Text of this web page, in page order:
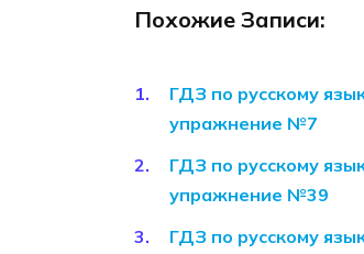
Похожие Записи:
ГДЗ по русскому
упражнение №7
ГДЗ по русскому
упражнение №39
ГДЗ по русскому